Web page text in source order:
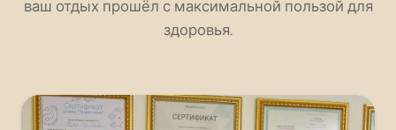
ваш отдых прошёл с максимальной пользой для
здоровья.